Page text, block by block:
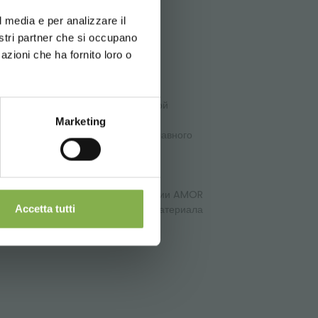
e per analizzare il
partner che si occupano
che ha fornito loro o
Marketing
Accetta tutti
точке.
работников, делает интуитивной
чтобы перейти от главного
из дерева. Набор линии AMOR
изысканного и элегантного материала